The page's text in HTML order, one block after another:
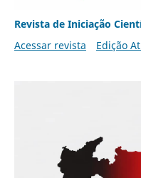
Revista de Iniciação
Acessar revista
Edição